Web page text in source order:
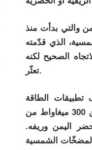
والتي بدأت منذ
الذي قدّمته
في الاتجاه الصحيح لكنه
تعثّر.
تطبيقات الطاقة
الشمسية، إذ تبلغ القدرة الإجمالية المركبة لمنظومات الطاقة الشمسية في اليمن 300 ميغاواط من
التي رُكّبت بين عامي 2015 و2017، في حضر اليمن وريفه.